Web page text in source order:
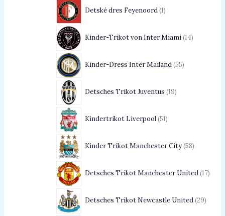
Detské dres Feyenoord 1
Kinder-Trikot von Inter Miami 14
Kinder-Dress Inter Mailand 55
Detsches Trikot Juventus 19
Kindertrikot Liverpool 51
Kinder Trikot Manchester City 58
Detsches Trikot Manchester United 17
Detsches Trikot Newcastle United 29